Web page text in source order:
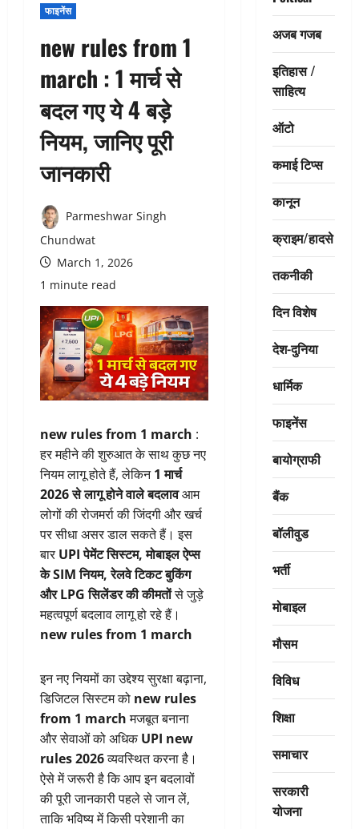
फाइनेंस
new rules from 1
march : 1 मार्च से
बदल गए ये 4 बड़े
नियम, जानिए पूरी
जानकारी
Parmeshwar Singh
Chundwat
March 1, 2026
1 minute read
new rules from 1 march :
हर महीने की शुरुआत के साथ कुछ नए
नियम लागू होते हैं, लेकिन1 मार्च
2026 से लागू होने वाले बदलावआम
लोगों की रोजमर्रा की जिंदगी और खर्च
पर सीधा असर डाल सकते हैं। इस
बार UPI पेमेंट सिस्टम, मोबाइल ऐप्स
के SIM नियम, रेलवे टिकट बुकिंग
और LPG सिलेंडर की कीमतोंसे जुड़े
महत्वपूर्ण बदलाव लागू हो रहे हैं।
new rules from 1 march
इन नए नियमों का उद्देश्य सुरक्षा बढ़ाना,
डिजिटल सिस्टम को new rules
from 1 marchमजबूत बनाना
और सेवाओं को अधिकUPI new
rules 2026व्यवस्थित करना है।
ऐसे में जरूरी है कि आप इन बदलावों
की पूरी जानकारी पहले से जान लें,
ताकि भविष्य में किसी परेशानी का
अजब गजब
इतिहास /
साहित्य
ऑटो
कमाई टिप्स
कानून
क्राइम/हादसे
तकनीकी
दिन विशेष
देश-दुनिया
धार्मिक
फाइनेंस
बायोग्राफी
बैंक
बॉलीवुड
भर्ती
मोबाइल
मौसम
विविध
शिक्षा
समाचार
सरकारी
योजना